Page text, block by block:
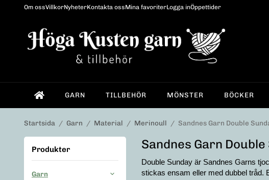
Om ossVillkorNyheterKontakta ossMina favoriterLogga inÖppettider
GARN TILLBEHÖR MÖNSTER BÖCKER
Startsida / Garn / Material / Merinoull / Sandnes Garn Double
Produkter
Garn
Sandnes Garn Double
Double Sunday är Sandnes Garns
stickas ensam eller med dubbel tråd.